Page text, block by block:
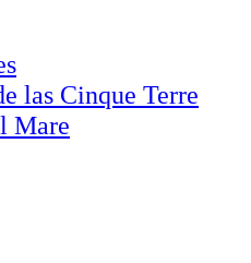
las Cinque Terre
Mare